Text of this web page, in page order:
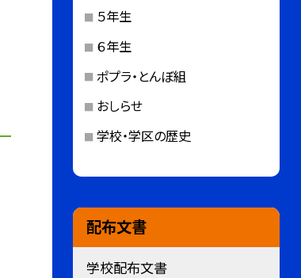
５年生
６年生
ポプラ・とんぼ組
おしらせ
学校・学区の歴史
配布文書
学校配布文書